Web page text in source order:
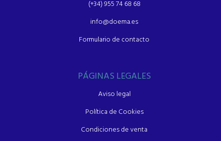
(+34) 955 74 68 68
info@doema.es
Formulario de contacto
PÁGINAS LEGALES
Aviso legal
Política de Cookies
Condiciones de venta